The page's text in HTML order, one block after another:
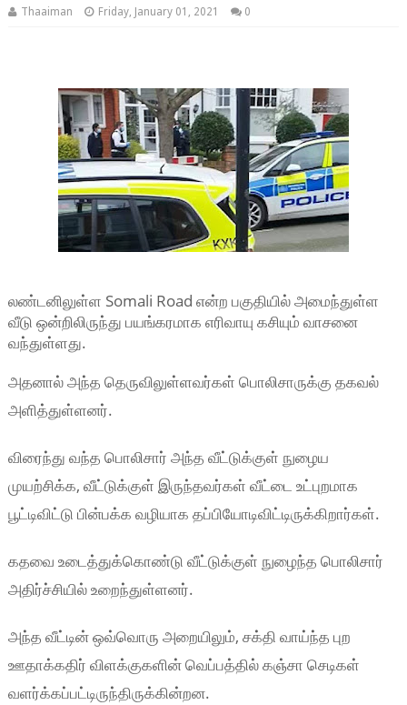
Thaaiman Friday, January 01, 2021 0
லண்டனிலுள்ள Somali Road என்ற பகுதியில் அமைந்துள்ள
வீடு ஒன்றிலிருந்து பயங்கரமாக எரிவாயு கசியும் வாசனை
வந்துள்ளது.
அதனால் அந்த தெருவிலுள்ளவர்கள் பொலிசாருக்கு தகவல்
அளித்துள்ளனர்.
விரைந்து வந்த பொலிசார் அந்த வீட்டுக்குள் நுழைய
முயற்சிக்க, வீட்டுக்குள் இருந்தவர்கள் வீட்டை உட்புறமாக
பூட்டிவிட்டு பின்பக்க வழியாக தப்பியோடிவிட்டிருக்கிறார்கள்.
கதவை உடைத்துக்கொண்டு வீட்டுக்குள் நுழைந்த பொலிசார்
அதிர்ச்சியில் உறைந்துள்ளனர்.
அந்த வீட்டின் ஒவ்வொரு அறையிலும், சக்தி வாய்ந்த புற
ஊதாக்கதிர் விளக்குகளின் வெப்பத்தில் கஞ்சா செடிகள்
வளர்க்கப்பட்டிருந்திருக்கின்றன.